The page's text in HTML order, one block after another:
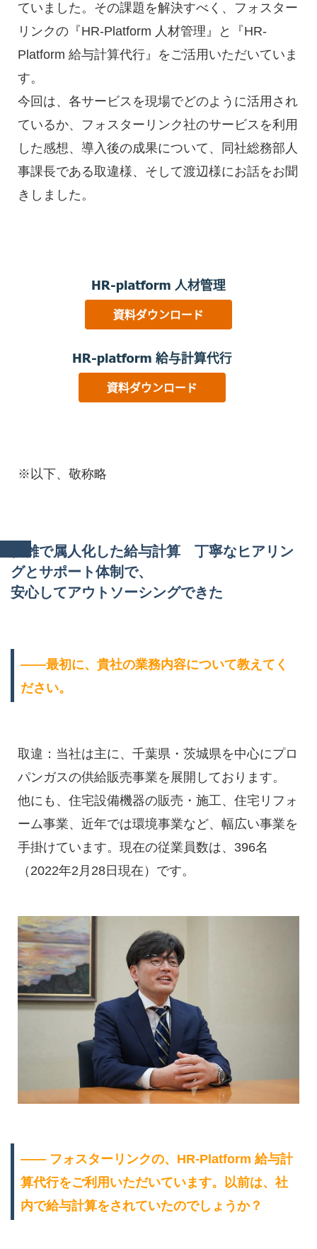
ていました。その課題を解決すべく、フォスター
リンクの『HR-Platform 人材管理』と『HR-
Platform 給与計算代行』をご活用いただいていま
す。
今回は、各サービスを現場でどのように活用され
ているか、フォスターリンク社のサービスを利用
した感想、導入後の成果について、同社総務部人
事課長である取違様、そして渡辺様にお話をお聞
きしました。
※以下、敬称略
複雑で属人化した給与計算 丁寧なヒアリン
グとサポート体制で、
安心してアウトソーシングできた
――最初に、貴社の業務内容について教えてく
ださい。
取違：当社は主に、千葉県・茨城県を中心にプロ
パンガスの供給販売事業を展開しております。
他にも、住宅設備機器の販売・施工、住宅リフォ
ーム事業、近年では環境事業など、幅広い事業を
手掛けています。現在の従業員数は、396名
（2022年2月28日現在）です。
―― フォスターリンクの、HR-Platform 給与計
算代行をご利用いただいています。以前は、社
内で給与計算をされていたのでしょうか？